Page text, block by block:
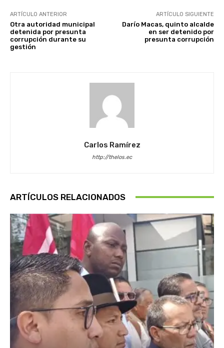
ARTÍCULO ANTERIOR
Otra autoridad municipal
detenida por presunta
corrupción durante su
gestión
ARTÍCULO SIGUIENTE
Darío Macas, quinto alcalde
en ser detenido por
presunta corrupción
Carlos Ramírez
http://thelos.ec
ARTÍCULOS RELACIONADOS